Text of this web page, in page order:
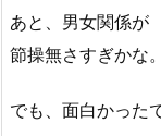
あと、男女関係が
節操無さすぎかな。
でも、面白かった